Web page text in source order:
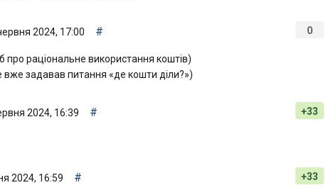
0
2024, 17:00 #
про раціональне використання коштів)
вже задавав питання «де кошти діли?»)
+33
2024, 16:39 #
+33
2024, 16:59 #